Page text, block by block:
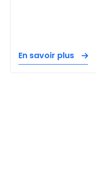
En savoir plus